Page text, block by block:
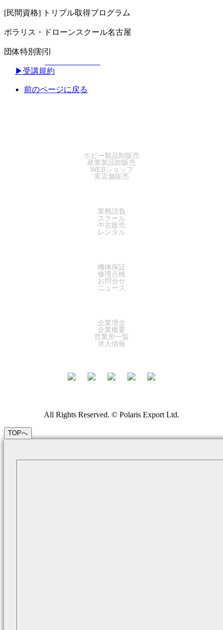
[民間資格] トリプル取得プログラム
ポラリス・ドローンスクール名古屋
団体特別割引
▶︎受講規約
前のページに戻る
ホビー製品卸販売
産業製品卸販売
WEBショップ
実店舗販売
業務請負
スクール
中古販売
レンタル
機体保証
修理点検
お問合せ
ニュース
企業理念
企業概要
営業所一覧
求人情報
All Rights Reserved. © Polaris Export Ltd.
TOPへ